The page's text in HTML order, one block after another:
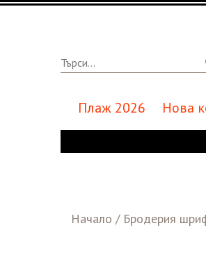
Плаж 2026 Нова
Начало / Бродерия